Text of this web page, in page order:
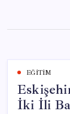
content
EĞITIM
İki İli